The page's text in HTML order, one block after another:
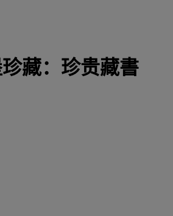
藏：珍贵藏書